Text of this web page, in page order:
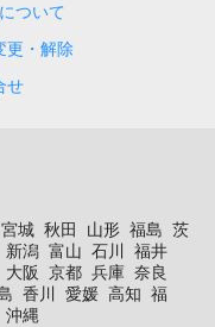
ついて
更・解除
せ
宮城 秋田 山形 福島 茨
新潟 富山 石川
福井
大阪 京都 兵庫 奈良
香川 愛媛 高知 福
沖縄